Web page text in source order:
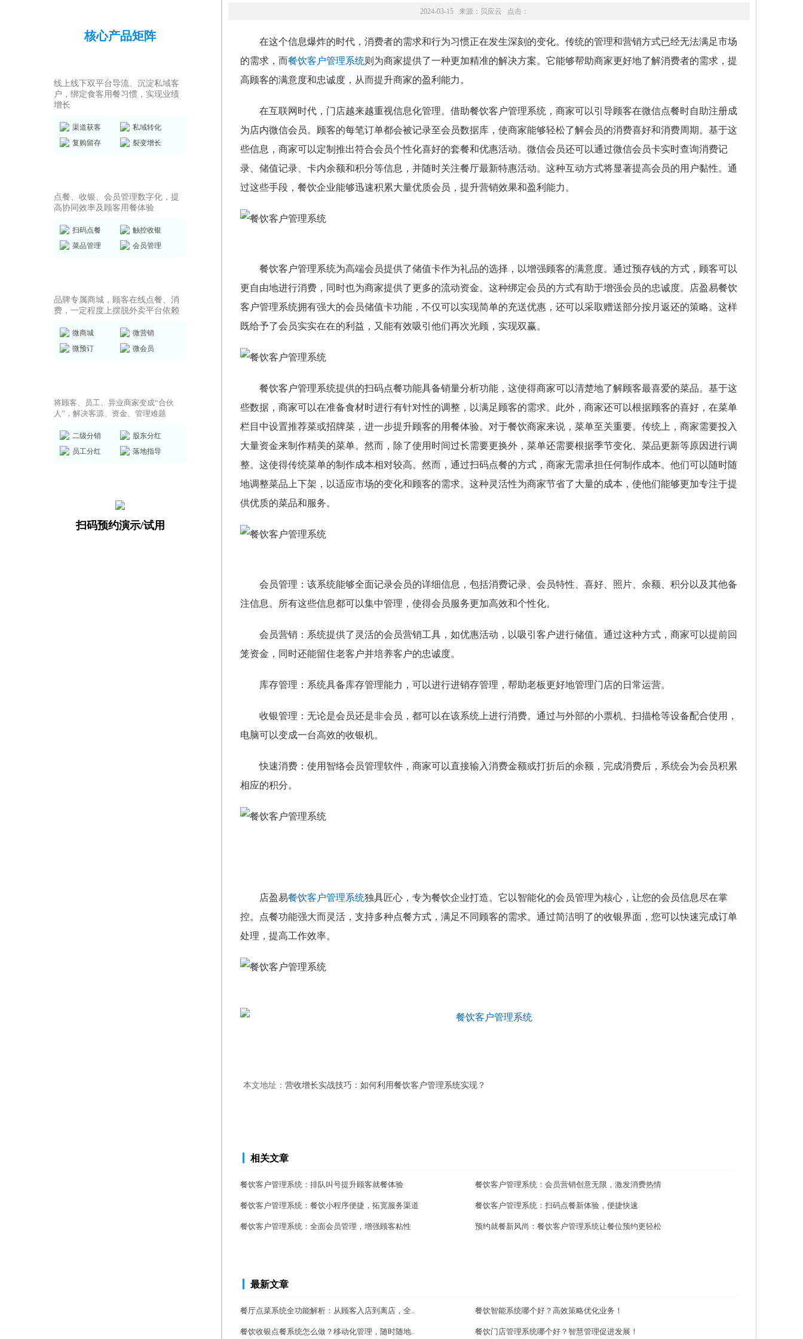
核心产品矩阵
线上线下双平台导流、沉淀私域客
户，绑定食客用餐习惯，实现业绩
增长
渠道获客
私域转化
复购留存
裂变增长
点餐、收银、会员管理数字化，提
高协同效率及顾客用餐体验
扫码点餐
触控收银
菜品管理
会员管理
品牌专属商城，顾客在线点餐、消
费，一定程度上摆脱外卖平台依赖
微商城
微营销
微预订
微会员
将顾客、员工、异业商家变成“合伙
人”，解决客源、资金、管理难题
二级分销
股东分红
员工分红
落地指导
扫码预约演示/试用
2024-03-15 来源： 贝应云 点击：
在这个信息爆炸的时代，消费者的需求和行为习惯正在发生深刻的变化。传统的管理和营销方式已经无法满足市场
的需求，而餐饮客户管理系统则为商家提供了一种更加精准的解决方案。它能够帮助商家更好地了解消费者的需求，提
高顾客的满意度和忠诚度，从而提升商家的盈利能力。
在互联网时代，门店越来越重视信息化管理。借助餐饮客户管理系统，商家可以引导顾客在微信点餐时自助注册成
为店内微信会员。顾客的每笔订单都会被记录至会员数据库，使商家能够轻松了解会员的消费喜好和消费周期。基于这
些信息，商家可以定制推出符合会员个性化喜好的套餐和优惠活动。微信会员还可以通过微信会员卡实时查询消费记
录、储值记录、卡内余额和积分等信息，并随时关注餐厅最新特惠活动。这种互动方式将显著提高会员的用户黏性。通
过这些手段，餐饮企业能够迅速积累大量优质会员，提升营销效果和盈利能力。
餐饮客户管理系统为高端会员提供了储值卡作为礼品的选择，以增强顾客的满意度。通过预存钱的方式，顾客可以
更自由地进行消费，同时也为商家提供了更多的流动资金。这种绑定会员的方式有助于增强会员的忠诚度。店盈易餐饮
客户管理系统拥有强大的会员储值卡功能，不仅可以实现简单的充送优惠，还可以采取赠送部分按月返还的策略。这样
既给予了会员实实在在的利益，又能有效吸引他们再次光顾，实现双赢。
餐饮客户管理系统提供的扫码点餐功能具备销量分析功能，这使得商家可以清楚地了解顾客最喜爱的菜品。基于这
些数据，商家可以在准备食材时进行有针对性的调整，以满足顾客的需求。此外，商家还可以根据顾客的喜好，在菜单
栏目中设置推荐菜或招牌菜，进一步提升顾客的用餐体验。 对于餐饮商家来说，菜单至关重要。传统上，商家需要投入
大量资金来制作精美的菜单。然而，除了使用时间过长需要更换外，菜单还需要根据季节变化、菜品更新等原因进行调
整。这使得传统菜单的制作成本相对较高。然而，通过扫码点餐的方式，商家无需承担任何制作成本。他们可以随时随
地调整菜品上下架，以适应市场的变化和顾客的需求。这种灵活性为商家节省了大量的成本，使他们能够更加专注于提
供优质的菜品和服务。
会员管理：该系统能够全面记录会员的详细信息，包括消费记录、会员特性、喜好、照片、余额、积分以及其他备
注信息。所有这些信息都可以集中管理，使得会员服务更加高效和个性化。
会员营销：系统提供了灵活的会员营销工具，如优惠活动，以吸引客户进行储值。通过这种方式，商家可以提前回
笼资金，同时还能留住老客户并培养客户的忠诚度。
库存管理：系统具备库存管理能力，可以进行进销存管理，帮助老板更好地管理门店的日常运营。
收银管理：无论是会员还是非会员，都可以在该系统上进行消费。通过与外部的小票机、扫描枪等设备配合使用，
电脑可以变成一台高效的收银机。
快速消费：使用智络会员管理软件，商家可以直接输入消费金额或打折后的余额，完成消费后，系统会为会员积累
相应的积分。
店盈易餐饮客户管理系统独具匠心，专为餐饮企业打造。它以智能化的会员管理为核心，让您的会员信息尽在掌
控。点餐功能强大而灵活，支持多种点餐方式，满足不同顾客的需求。通过简洁明了的收银界面，您可以快速完成订单
处理，提高工作效率。
本文地址： 营收增长实战技巧：如何利用餐饮客户管理系统实现？
相关文章
餐饮客户管理系统：排队叫号提升顾客就餐体验 餐饮客户管理系统：会员营销创意无限，激发消费热情
餐饮客户管理系统：餐饮小程序便捷，拓宽服务渠道 餐饮客户管理系统：扫码点餐新体验，便捷快速
餐饮客户管理系统：全面会员管理，增强顾客粘性 预约就餐新风尚：餐饮客户管理系统让餐位预约更轻松
最新文章
餐厅点菜系统全功能解析：从顾客入店到离店，全.. 餐饮智能系统哪个好？高效策略优化业务！
餐饮收银点餐系统怎么做？移动化管理，随时随地.. 餐饮门店管理系统哪个好？智慧管理促进发展！